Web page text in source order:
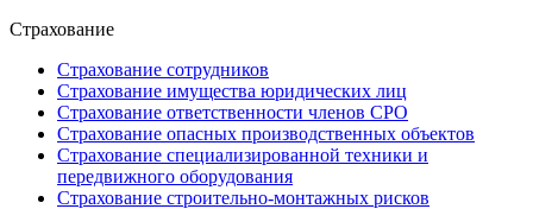
Страхование
Страхование сотрудников
Страхование имущества юридических лиц
Страхование ответственности членов СРО
Страхование опасных производственных объектов
Страхование специализированной техники и
передвижного оборудования
Страхование строительно-монтажных рисков